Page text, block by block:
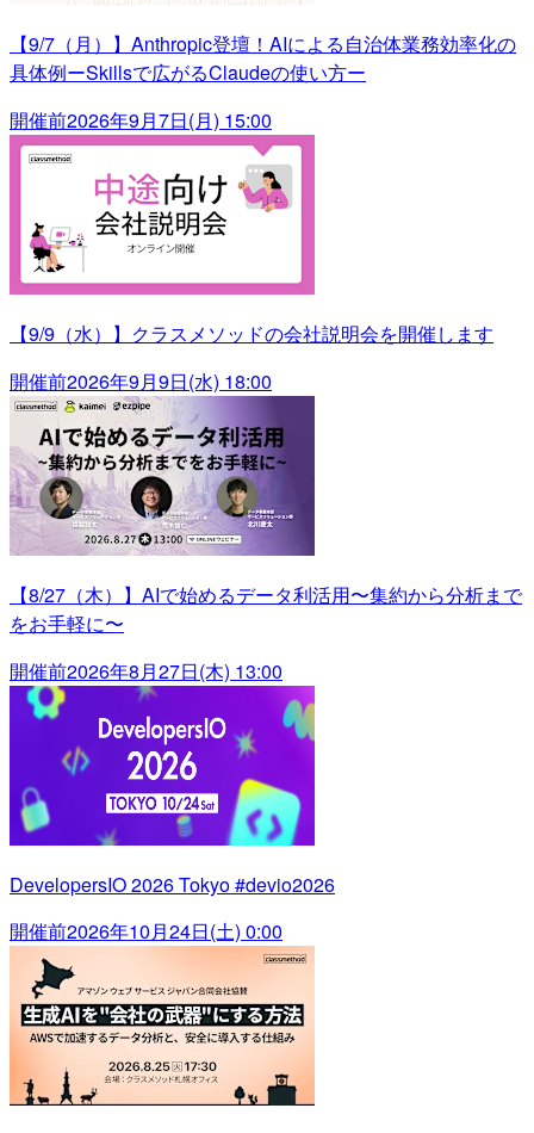
【9/7（月）】Anthropic登壇！AIによる自治体業務効率化の
具体例ーSkillsで広がるClaudeの使い方ー
開催前2026年9月7日(月) 15:00
【9/9（水）】クラスメソッドの会社説明会を開催します
開催前2026年9月9日(水) 18:00
【8/27（木）】AIで始めるデータ利活用〜集約から分析まで
をお手軽に〜
開催前2026年8月27日(木) 13:00
DevelopersIO 2026 Tokyo #devio2026
開催前2026年10月24日(土) 0:00